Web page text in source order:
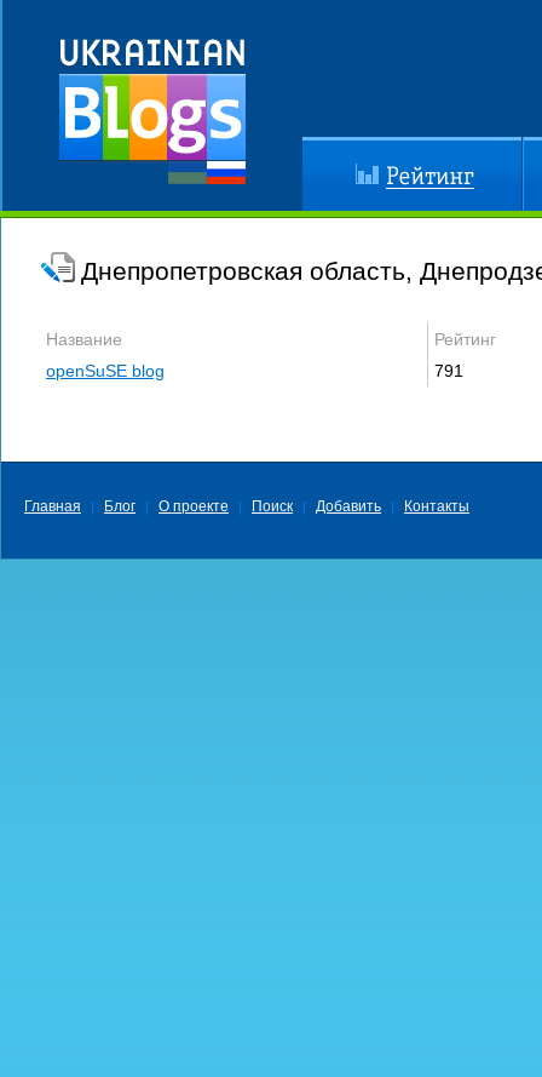
Рейтинг
Днепропетровская область,
Название
Рейтинг
openSuSE blog
791
Главная Блог О проекте Поиск Добавить Контакты